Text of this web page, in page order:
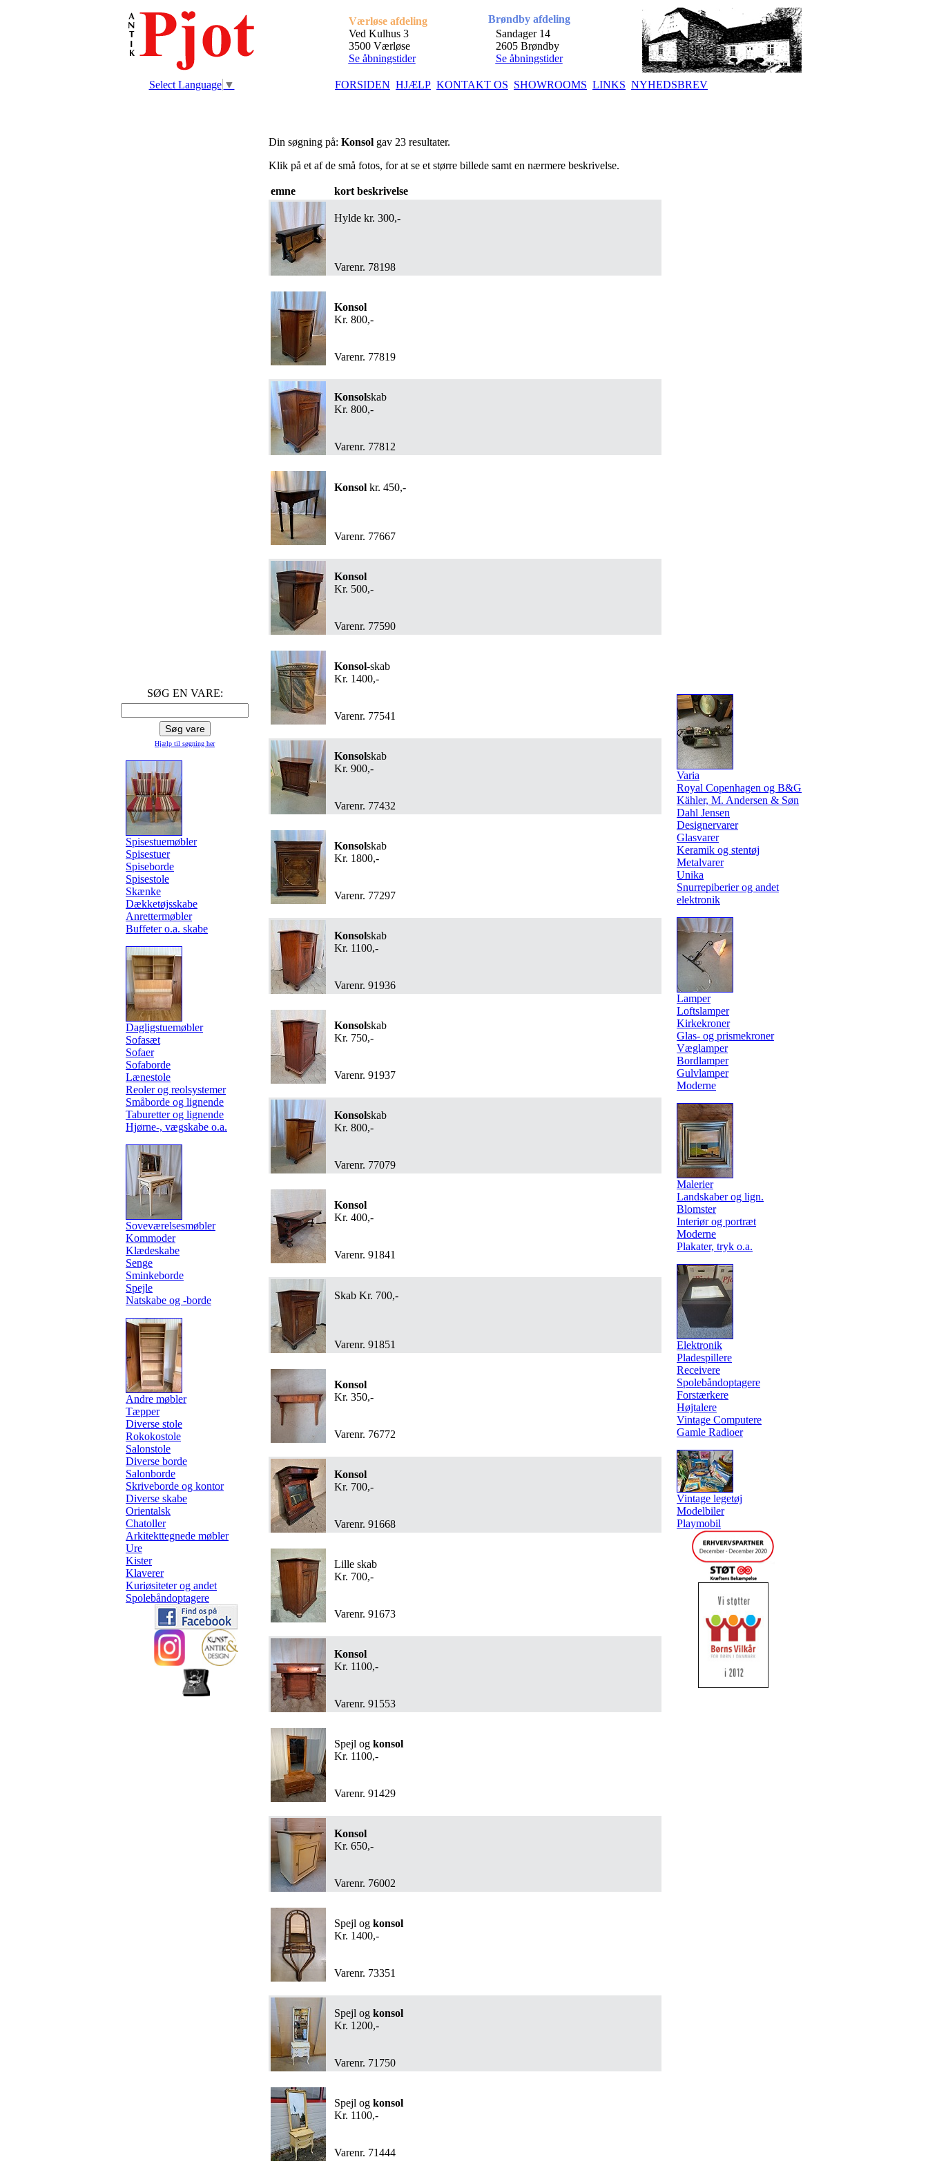
Værløse afdeling
Ved Kulhus 3
3500 Værløse
Se åbningstider
Brøndby afdeling
Sandager 14
2605 Brøndby
Se åbningstider
Select Language ▼ FORSIDEN HJÆLP KONTAKT OS SHOWROOMS LINKS NYHEDSBREV
SØG EN VARE:
Hjælp til søgning her
Spisestuemøbler
Spisestuer
Spiseborde
Spisestole
Skænke
Dækketøjsskabe
Anrettermøbler
Buffeter o.a. skabe
Dagligstuemøbler
Sofasæt
Sofaer
Sofaborde
Lænestole
Reoler og reolsystemer
Småborde og lignende
Taburetter og lignende
Hjørne-, vægskabe o.a.
Soveværelsesmøbler
Kommoder
Klædeskabe
Senge
Sminkeborde
Spejle
Natskabe og -borde
Andre møbler
Tæpper
Diverse stole
Rokokostole
Salonstole
Diverse borde
Salonborde
Skriveborde og kontor
Diverse skabe
Orientalsk
Chatoller
Arkitekttegnede møbler
Ure
Kister
Klaverer
Kuriøsiteter og andet
Spolebåndoptagere
Din søgning på: Konsol gav 23 resultater.
Klik på et af de små fotos, for at se et større billede samt en nærmere beskrivelse.
emne kort beskrivelse
Hylde kr. 300,-
Varenr. 78198
Konsol
Kr. 800,-
Varenr. 77819
Konsolskab
Kr. 800,-
Varenr. 77812
Konsol kr. 450,-
Varenr. 77667
Konsol
Kr. 500,-
Varenr. 77590
Konsol-skab
Kr. 1400,-
Varenr. 77541
Konsolskab
Kr. 900,-
Varenr. 77432
Konsolskab
Kr. 1800,-
Varenr. 77297
Konsolskab
Kr. 1100,-
Varenr. 91936
Konsolskab
Kr. 750,-
Varenr. 91937
Konsolskab
Kr. 800,-
Varenr. 77079
Konsol
Kr. 400,-
Varenr. 91841
Skab Kr. 700,-
Varenr. 91851
Konsol
Kr. 350,-
Varenr. 76772
Konsol
Kr. 700,-
Varenr. 91668
Lille skab
Kr. 700,-
Varenr. 91673
Konsol
Kr. 1100,-
Varenr. 91553
Spejl og konsol
Kr. 1100,-
Varenr. 91429
Konsol
Kr. 650,-
Varenr. 76002
Spejl og konsol
Kr. 1400,-
Varenr. 73351
Spejl og konsol
Kr. 1200,-
Varenr. 71750
Spejl og konsol
Kr. 1100,-
Varenr. 71444
Varia
Royal Copenhagen og B&G
Kähler, M. Andersen & Søn
Dahl Jensen
Designervarer
Glasvarer
Keramik og stentøj
Metalvarer
Unika
Snurrepiberier og andet
elektronik
Lamper
Loftslamper
Kirkekroner
Glas- og prismekroner
Væglamper
Bordlamper
Gulvlamper
Moderne
Malerier
Landskaber og lign.
Blomster
Interiør og portræt
Moderne
Plakater, tryk o.a.
Elektronik
Pladespillere
Receivere
Spolebåndoptagere
Forstærkere
Højtalere
Vintage Computere
Gamle Radioer
Vintage legetøj
Modelbiler
Playmobil